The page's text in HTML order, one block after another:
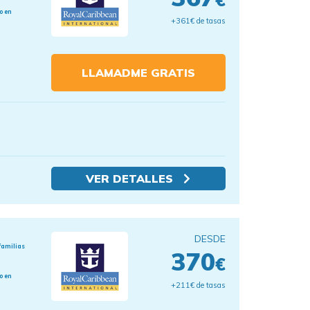
en
+361€ de tasas
LLAMADME GRATIS
VER DETALLES
en
DESDE
370€
+211€ de tasas